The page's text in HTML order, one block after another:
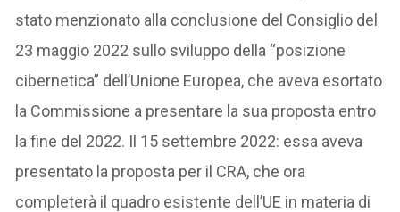
stato menzionato alla conclusione del Consiglio del
23 maggio 2022 sullo sviluppo della “posizione
cibernetica” dell’Unione Europea, che aveva esortato
la Commissione a presentare la sua proposta entro
la fine del 2022. Il 15 settembre 2022: essa aveva
presentato la proposta per il CRA, che ora
completerà il quadro esistente dell’UE in materia di